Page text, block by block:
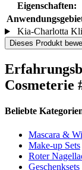
Eigenschaften:
Kia-Charlotta
Dieses Produkt
Cosmeterie
Beliebte
Mascara &
Make-up Sets
Roter
Geschenksets